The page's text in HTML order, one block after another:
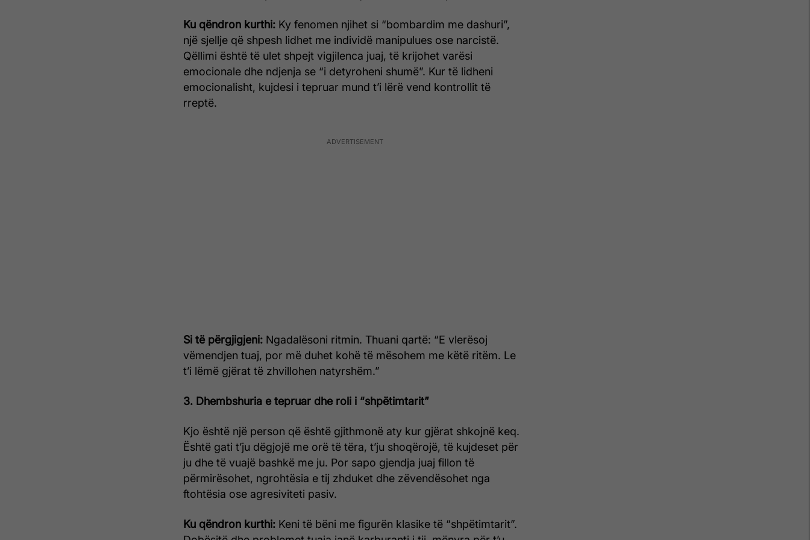
Ku qëndron kurthi: Ky fenomen njihet si “bombardim me dashuri”,
një sjellje që shpesh lidhet me individë manipulues ose narcistë.
Qëllimi është të ulet shpejt vigjilenca juaj, të krijohet varësi
emocionale dhe ndjenja se “i detyroheni shumë”. Kur të lidheni
emocionalisht, kujdesi i tepruar mund t’i lërë vend kontrollit të
rreptë.
Si të përgjigjeni: Ngadalësoni ritmin. Thuani qartë: “E vlerësoj
vëmendjen tuaj, por më duhet kohë të mësohem me këtë ritëm. Le
t’i lëmë gjërat të zhvillohen natyrshëm.”
3. Dhembshuria e tepruar dhe roli i “shpëtimtarit”
Kjo është një person që është gjithmonë aty kur gjërat shkojnë keq.
Është gati t’ju dëgjojë me orë të tëra, t’ju shoqërojë, të kujdeset për
ju dhe të vuajë bashkë me ju. Por sapo gjendja juaj fillon të
përmirësohet, ngrohtësia e tij zhduket dhe zëvendësohet nga
ftohtësia ose agresiviteti pasiv.
Ku qëndron kurthi: Keni të bëni me figurën klasike të “shpëtimtarit”.